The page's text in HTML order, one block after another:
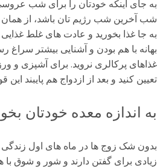
به جای اینکه خودتان را برای شب
شب آخرین شب رژیم تان باشد، از همان
به جا غذا بخورید و عادت های غلط غذایی
بهانه با هم بودن و آشنایی بیشتر
غذاهای پرکالری نروید. برای آشپزی و
تعیین کنید و بعد از ازدواج هم پایبند این
به اندازه معده خودتان
بدون شک زوج ها در ماه های اول
زیادی برای گفتن دارند و شور و شوق